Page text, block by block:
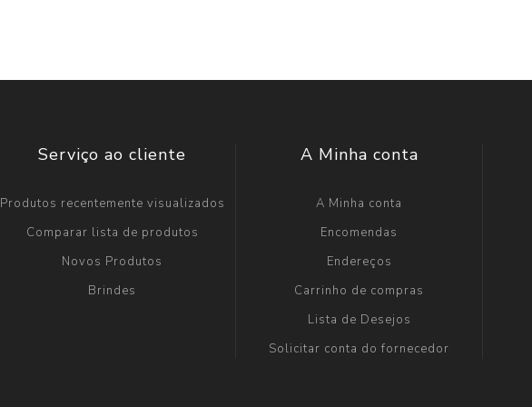
Serviço ao cliente
Produtos recentemente visualizados
Comparar lista de produtos
Novos Produtos
Brindes
A Minha conta
A Minha conta
Encomendas
Endereços
Carrinho de compras
Lista de Desejos
Solicitar conta do fornecedor